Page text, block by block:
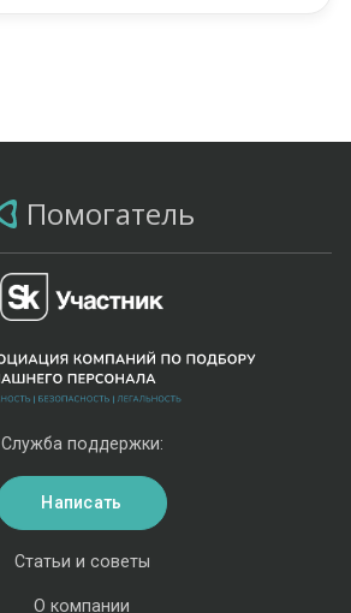
Помогатель
Статьи и советы
О компании
Служба поддержки:
Написать